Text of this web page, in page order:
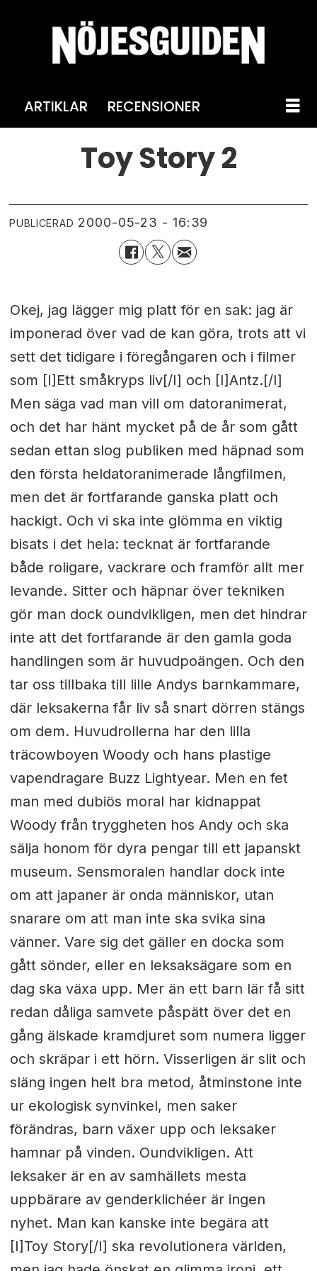
ARTIKLAR RECENSIONER
Toy Story 2
PUBLICERAD 2000-05-23 - 16:39
Okej, jag lägger mig platt för en sak: jag är
imponerad över vad de kan göra, trots att vi
sett det tidigare i föregångaren och i filmer
som [I]Ett småkryps liv[/I] och [I]Antz.[/I]
Men säga vad man vill om datoranimerat,
och det har hänt mycket på de år som gått
sedan ettan slog publiken med häpnad som
den första heldatoranimerade långfilmen,
men det är fortfarande ganska platt och
hackigt. Och vi ska inte glömma en viktig
bisats i det hela: tecknat är fortfarande
både roligare, vackrare och framför allt mer
levande. Sitter och häpnar över tekniken
gör man dock oundvikligen, men det hindrar
inte att det fortfarande är den gamla goda
handlingen som är huvudpoängen. Och den
tar oss tillbaka till lille Andys barnkammare,
där leksakerna får liv så snart dörren stängs
om dem. Huvudrollerna har den lilla
träcowboyen Woody och hans plastige
vapendragare Buzz Lightyear. Men en fet
man med dubiös moral har kidnappat
Woody från tryggheten hos Andy och ska
sälja honom för dyra pengar till ett japanskt
museum. Sensmoralen handlar dock inte
om att japaner är onda människor, utan
snarare om att man inte ska svika sina
vänner. Vare sig det gäller en docka som
gått sönder, eller en leksaksägare som en
dag ska växa upp. Mer än ett barn lär få sitt
redan dåliga samvete påspätt över det en
gång älskade kramdjuret som numera ligger
och skräpar i ett hörn. Visserligen är slit och
släng ingen helt bra metod, åtminstone inte
ur ekologisk synvinkel, men saker
förändras, barn växer upp och leksaker
hamnar på vinden. Oundvikligen. Att
leksaker är en av samhällets mesta
uppbärare av genderklichéer är ingen
nyhet. Man kan kanske inte begära att
[I]Toy Story[/I] ska revolutionera världen,